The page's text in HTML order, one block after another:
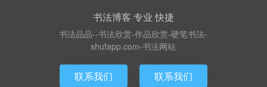
书法博客 专业 快捷
书法品品--书法欣赏-作品欣赏-硬笔书法-
shufapp.com-书法网站
联系我们 联系我们